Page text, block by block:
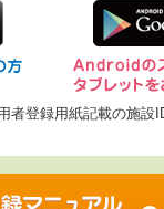
者登録用紙記載の施設